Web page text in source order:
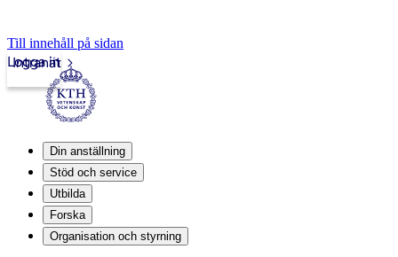
Till innehåll på sidan
Intranät
Logga in
Din anställning
Stöd och service
Utbilda
Forska
Organisation och styrning